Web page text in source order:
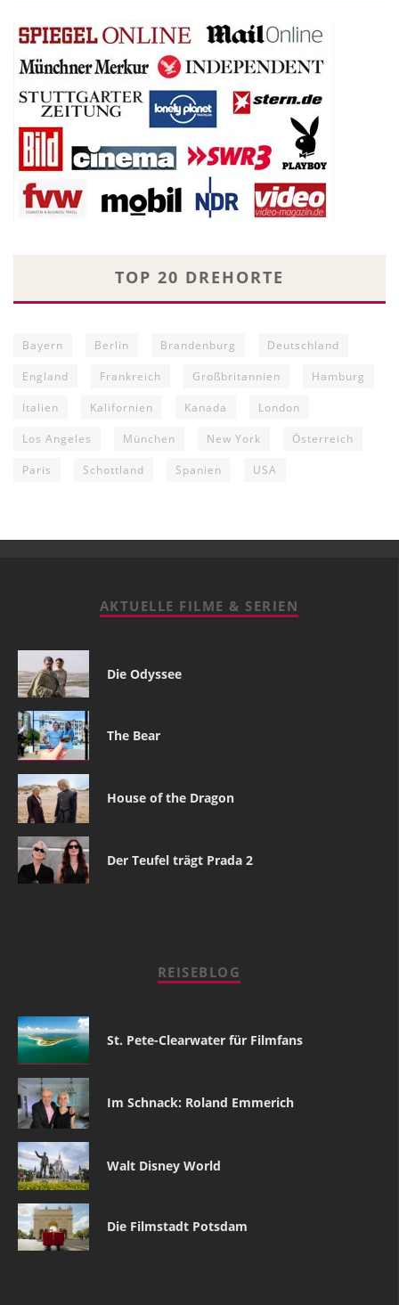
TOP 20 DREHORTE
Bayern Berlin Brandenburg Deutschland
England Frankreich Großbritannien Hamburg
Italien Kalifornien Kanada London
Los Angeles München New York Österreich
Paris Schottland Spanien USA
AKTUELLE FILME & SERIEN
Die Odyssee
The Bear
House of the Dragon
Der Teufel trägt Prada 2
REISEBLOG
St. Pete-Clearwater für Filmfans
Im Schnack: Roland Emmerich
Walt Disney World
Die Filmstadt Potsdam